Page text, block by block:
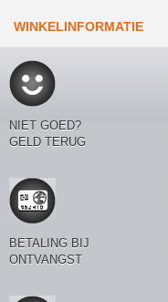
WINKELINFORMATIE
NIET GOED?
GELD TERUG
BETALING BIJ
ONTVANGST